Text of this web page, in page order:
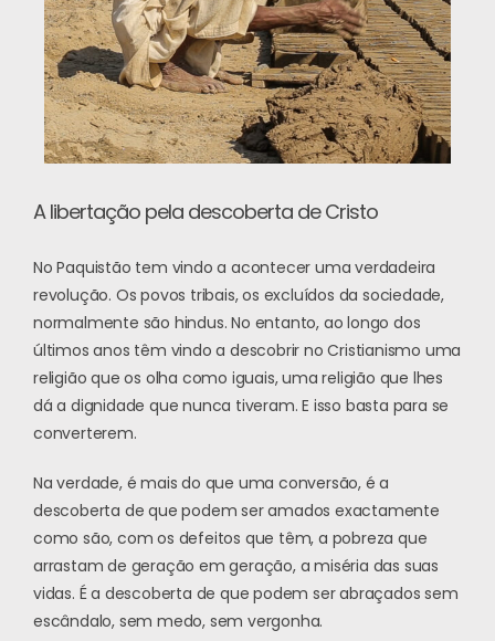
A libertação pela descoberta de Cristo
No Paquistão tem vindo a acontecer uma verdadeira
revolução. Os povos tribais, os excluídos da sociedade,
normalmente são hindus. No entanto, ao longo dos
últimos anos têm vindo a descobrir no Cristianismo uma
religião que os olha como iguais, uma religião que lhes
dá a dignidade que nunca tiveram. E isso basta para se
converterem.
Na verdade, é mais do que uma conversão, é a
descoberta de que podem ser amados exactamente
como são, com os defeitos que têm, a pobreza que
arrastam de geração em geração, a miséria das suas
vidas. É a descoberta de que podem ser abraçados sem
escândalo, sem medo, sem vergonha.